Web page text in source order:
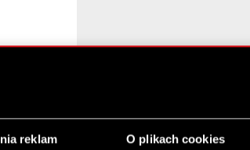
reklam O plikach cookies